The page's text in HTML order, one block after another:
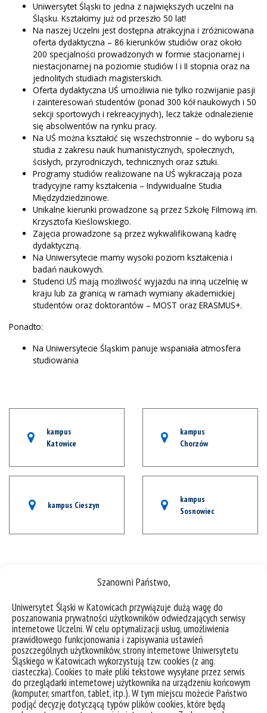
Szanowni Państwo,
Uniwersytet Śląski w Katowicach przywiązuje dużą wagę do
poszanowania prywatności użytkowników odwiedzających serwisy
internetowe Uczelni. W celu optymalizacji usług, umożliwienia
prawidłowego funkcjonowania i zapisywania ustawień
poszczególnych użytkowników, strony internetowe Uniwersytetu
Śląskiego w Katowicach wykorzystują tzw. cookies (z ang.
ciasteczka). Cookies to małe pliki tekstowe wysyłane przez serwis
do przeglądarki internetowej użytkownika na urządzeniu końcowym
(komputer, smartfon, tablet, itp.). W tym miejscu możecie Państwo
podjąć decyzję dotyczącą typów plików cookies, które będą
Uniwersytet Śląski to jedna z największych uczelni na
Śląsku. Kształcimy już od przeszło 50 lat!
Na naszej Uczelni jest dostępna atrakcyjna i zróżnicowana
oferta dydaktyczna – 86 kierunków studiów oraz około
200 specjalności prowadzonych w formie stacjonarnej i
niestacjonarnej na poziomie studiów I i II stopnia oraz na
jednolitych studiach magisterskich.
Oferta dydaktyczna UŚ umożliwia nie tylko rozwijanie pasji
i zainteresowań studentów (ponad 300 kół naukowych i 50
sekcji sportowych i rekreacyjnych), lecz także odnalezienie
się absolwentów na rynku pracy.
Na UŚ można kształcić się wszechstronnie – do wyboru są
studia z zakresu nauk humanistycznych, społecznych,
ścisłych, przyrodniczych, technicznych oraz sztuki.
Programy studiów realizowane na UŚ wykraczają poza
tradycyjne ramy kształcenia – Indywidualne Studia
Międzydziedzinowe.
Unikalne kierunki prowadzone są przez Szkołę Filmową im.
Krzysztofa Kieślowskiego.
Zajęcia prowadzone są przez wykwalifikowaną kadrę
dydaktyczną.
Na Uniwersytecie mamy wysoki poziom kształcenia i
badań naukowych.
Studenci UŚ mają możliwość wyjazdu na inną uczelnię w
kraju lub za granicą w ramach wymiany akademickiej
studentów oraz doktorantów – MOST oraz ERASMUS+.
Ponadto:
Na Uniwersytecie Śląskim panuje wspaniała atmosfera
studiowania
kampus
Katowice
kampus
Chorzów
kampus Cieszyn
kampus
Sosnowiec
Doświadczaj. Studiuj
Kliknij "zgadzam się", żeby włączyć Youtube
Polityka plików cookies
Zgadzam się